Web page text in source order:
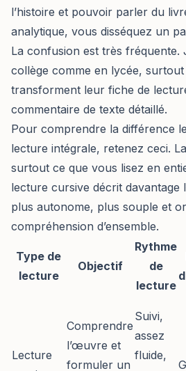
l’histoire et pouvoir parler du
analytique, vous disséquez un
La confusion est très fréquente.
collège comme en lycée,
transforment leur fiche de
commentaire de texte détaillé.
Pour comprendre la différence
lecture intégrale, retenez ceci.
surtout ce que vous lisez en
lecture cursive décrit davantage
plus autonome, plus souple et
compréhension d’ensemble.
Type de
lecture
Objectif
Rythme
de
lecture
Lecture
Comprendre
l’œuvre et
formuler un
Suivi,
assez
fluide,